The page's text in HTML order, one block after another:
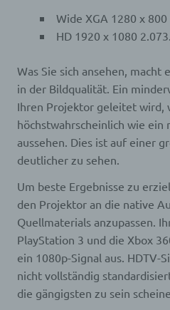
Wide XGA 1280 x
HD 1920 x 1080
Was Sie sich ansehen, macht
in der Bildqualität. Ein
Ihren Projektor geleitet wird,
höchstwahrscheinlich wie ein
aussehen. Dies ist auf einer
deutlicher zu sehen.
Um beste Ergebnisse zu
den Projektor an die native
Quellmaterials anzupassen.
PlayStation 3 und die Xbox
ein 1080p-Signal aus. HDTV-
nicht vollständig
die gängigsten zu sein